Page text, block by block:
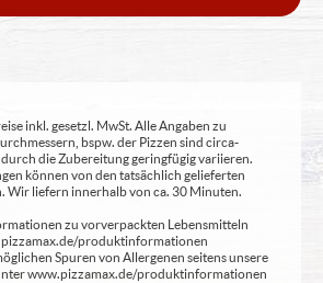
inkl. gesetzl. MwSt. Alle Angaben zu
bspw. der Pizzen sind circa-
die Zubereitung geringfügig variieren.
können von den tatsächlich gelieferten
Wir liefern innerhalb von ca. 30 Minuten.
zu vorverpackten Lebensmitteln
produktinformationen
Spuren von Allergenen seitens unsere
www.pizzamax.de/produktinformationen